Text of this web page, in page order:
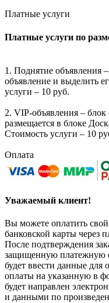
Платные услуги
Платные услуги по
1. Поднятие объявления
объявление и выделить
услуги – 10 руб.
2. VIP-объявления –
размещается в блоке
Стоимость услуги – 10
Оплата
Уважаемый клиент!
Вы можете оплатить
банковской карты через
После подтверждения
защищенную платежную
будет ввести данные для
оплаты на указанную в
будет направлен
и данными по